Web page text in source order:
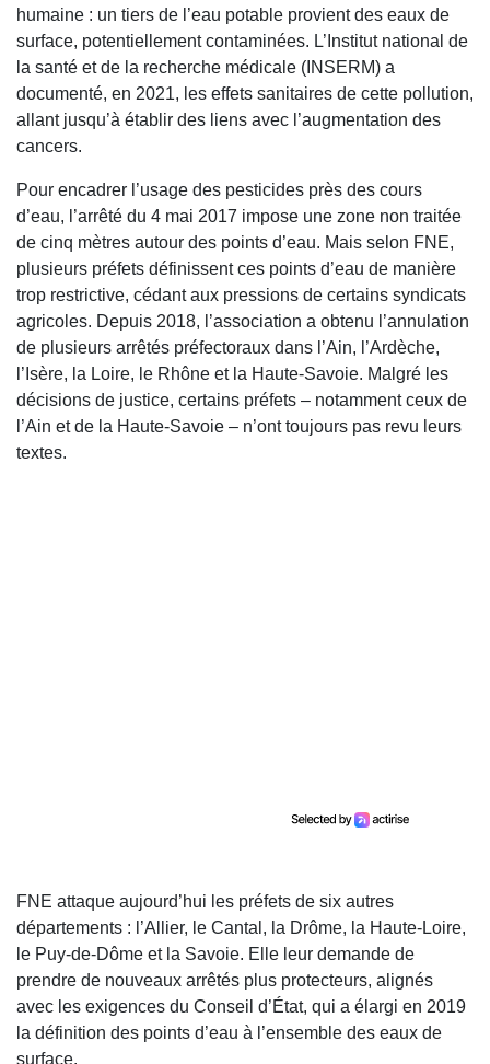
humaine : un tiers de l’eau potable provient des eaux de
surface, potentiellement contaminées. L’Institut national de
la santé et de la recherche médicale (INSERM) a
documenté, en 2021, les effets sanitaires de cette pollution,
allant jusqu’à établir des liens avec l’augmentation des
cancers.
Pour encadrer l’usage des pesticides près des cours
d’eau, l’arrêté du 4 mai 2017 impose une zone non traitée
de cinq mètres autour des points d’eau. Mais selon FNE,
plusieurs préfets définissent ces points d’eau de manière
trop restrictive, cédant aux pressions de certains syndicats
agricoles. Depuis 2018, l’association a obtenu l’annulation
de plusieurs arrêtés préfectoraux dans l’Ain, l’Ardèche,
l’Isère, la Loire, le Rhône et la Haute-Savoie. Malgré les
décisions de justice, certains préfets – notamment ceux de
l’Ain et de la Haute-Savoie – n’ont toujours pas revu leurs
textes.
FNE attaque aujourd’hui les préfets de six autres
départements : l’Allier, le Cantal, la Drôme, la Haute-Loire,
le Puy-de-Dôme et la Savoie. Elle leur demande de
prendre de nouveaux arrêtés plus protecteurs, alignés
avec les exigences du Conseil d’État, qui a élargi en 2019
la définition des points d’eau à l’ensemble des eaux de
surface.